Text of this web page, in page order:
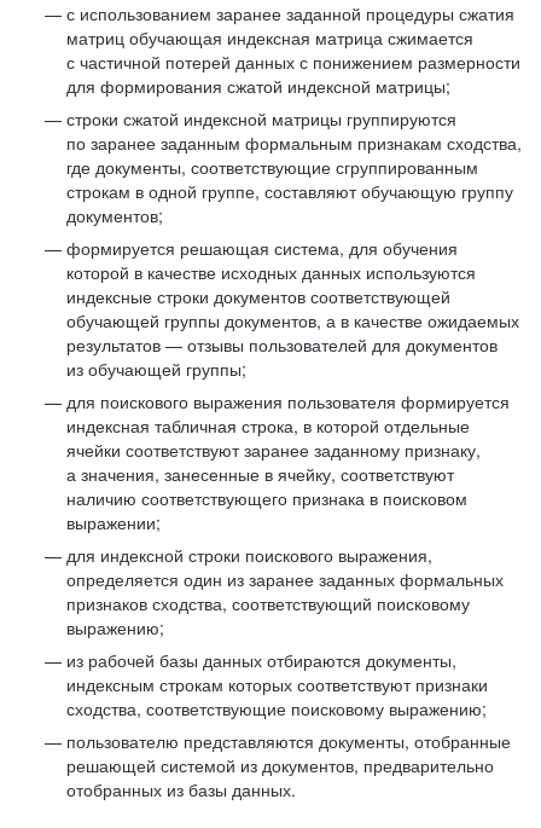
с использованием заранее заданной процедуры сжатия
матриц обучающая индексная матрица сжимается
с частичной потерей данных с понижением размерности
для формирования сжатой индексной матрицы;
строки сжатой индексной матрицы группируются
по заранее заданным формальным признакам сходства,
где документы, соответствующие сгруппированным
строкам в одной группе, составляют обучающую группу
документов;
формируется решающая система, для обучения
которой в качестве исходных данных используются
индексные строки документов соответствующей
обучающей группы документов, а в качестве ожидаемых
результатов — отзывы пользователей для документов
из обучающей группы;
для поискового выражения пользователя формируется
индексная табличная строка, в которой отдельные
ячейки соответствуют заранее заданному признаку,
а значения, занесенные в ячейку, соответствуют
наличию соответствующего признака в поисковом
выражении;
для индексной строки поискового выражения,
определяется один из заранее заданных формальных
признаков сходства, соответствующий поисковому
выражению;
из рабочей базы данных отбираются документы,
индексным строкам которых соответствуют признаки
сходства, соответствующие поисковому выражению;
пользователю представляются документы, отобранные
решающей системой из документов, предварительно
отобранных из базы данных.